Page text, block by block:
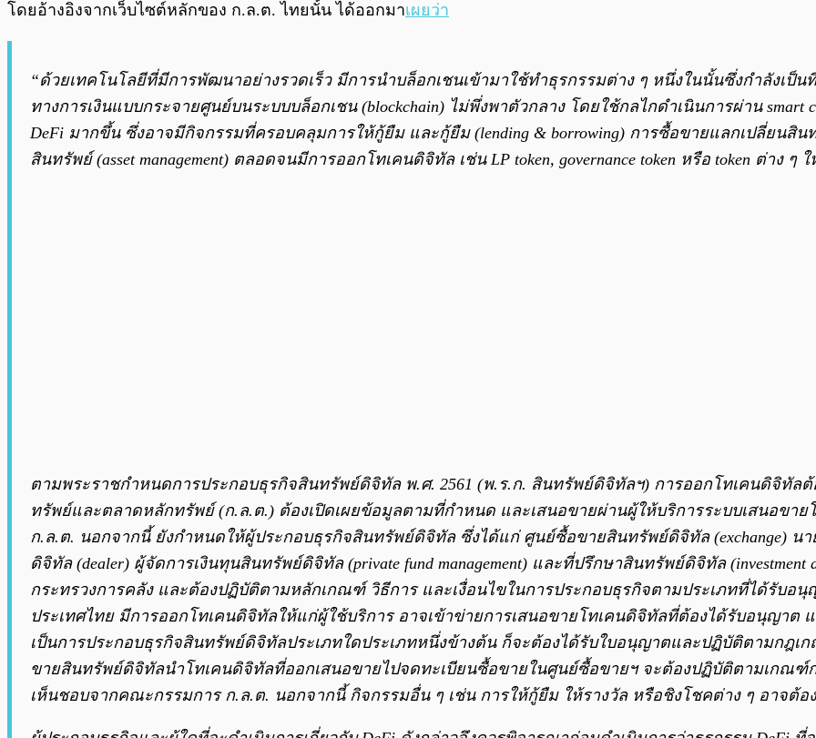
โดยอ้างอิงจากเว็บไซต์หลักของ ก.ล.ต. ไทยนั้น ได้ออกมาเผยว่า
“ด้วยเทคโนโลยีที่มีการพัฒนาอย่างรวดเร็ว มีการนำบล็อกเชนเข้ามาใช้ทำธุรกรรมต่าง ๆ หนึ่งในนั้นซึ่งกำลังเป็นที่
ทางการเงินแบบกระจายศูนย์บนระบบบล็อกเชน (blockchain) ไม่พึ่งพาตัวกลาง โดยใช้กลไกดำเนินการผ่าน
DeFi มากขึ้น ซึ่งอาจมีกิจกรรมที่ครอบคลุมการให้กู้ยืม และกู้ยืม (lending & borrowing) การซื้อขายแลกเปลี่ยนสินท
สินทรัพย์ (asset management) ตลอดจนมีการออกโทเคนดิจิทัล เช่น LP token, governance token หรือ token ต่าง
ตามพระราชกำหนดการประกอบธุรกิจสินทรัพย์ดิจิทัล พ.ศ. 2561 (พ.ร.ก. สินทรัพย์ดิจิทัลฯ) การออกโทเคนดิจิทั
ทรัพย์และตลาดหลักทรัพย์ (ก.ล.ต.) ต้องเปิดเผยข้อมูลตามที่กำหนด และเสนอขายผ่านผู้ให้บริการระบบเสนอขา
ก.ล.ต. นอกจากนี้ ยังกำหนดให้ผู้ประกอบธุรกิจสินทรัพย์ดิจิทัล ซึ่งได้แก่ ศูนย์ซื้อขายสินทรัพย์ดิจิทัล (exchange)
ดิจิทัล (dealer) ผู้จัดการเงินทุนสินทรัพย์ดิจิทัล (private fund management) และที่ปรึกษาสินทรัพย์ดิจิทัล
กระทรวงการคลัง และต้องปฏิบัติตามหลักเกณฑ์ วิธีการ และเงื่อนไขในการประกอบธุรกิจตามประเภทที่ได้รับอ
ประเทศไทย มีการออกโทเคนดิจิทัลให้แก่ผู้ใช้บริการ อาจเข้าข่ายการเสนอขายโทเคนดิจิทัลที่ต้องได้รับอนุญาต
เป็นการประกอบธุรกิจสินทรัพย์ดิจิทัลประเภทใดประเภทหนึ่งข้างต้น ก็จะต้องได้รับใบอนุญาตและปฏิบัติตามก
ขายสินทรัพย์ดิจิทัลนำโทเคนดิจิทัลที่ออกเสนอขายไปจดทะเบียนซื้อขายในศูนย์ซื้อขายฯ จะต้องปฏิบัติตามเกณฑ์ก
เห็นชอบจากคณะกรรมการ ก.ล.ต. นอกจากนี้ กิจกรรมอื่น ๆ เช่น การให้กู้ยืม ให้รางวัล หรือชิงโชคต่าง ๆ อาจ